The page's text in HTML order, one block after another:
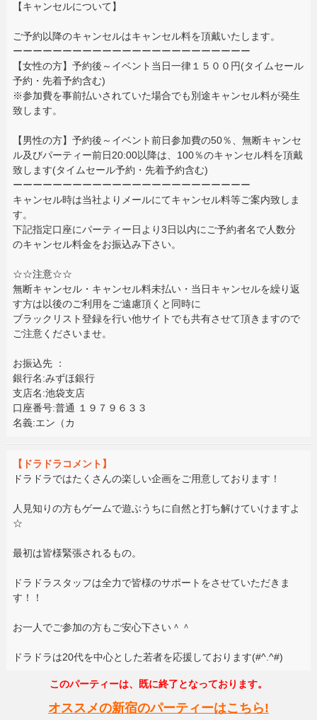
【キャンセルについて】
ご予約以降のキャンセルはキャンセル料を頂戴いたします。
ーーーーーーーーーーーーーーーーーーーーーーーー
【女性の方】予約後～イベント当日一律１５００円(タイムセール
予約・先着予約含む)
※参加費を事前払いされていた場合でも別途キャンセル料が発生
致します。
【男性の方】予約後～イベント前日参加費の50％、無断キャンセ
ル及びパーティー前日20:00以降は、100％のキャンセル料を頂戴
致します(タイムセール予約・先着予約含む)
ーーーーーーーーーーーーーーーーーーーーーーーー
キャンセル時は当社よりメールにてキャンセル料等ご案内致しま
す。
下記指定口座にパーティー日より3日以内にご予約者名で人数分
のキャンセル料金をお振込み下さい。
☆☆注意☆☆
無断キャンセル・キャンセル料未払い・当日キャンセルを繰り返
す方は以後のご利用をご遠慮頂くと同時に
ブラックリスト登録を行い他サイトでも共有させて頂きますので
ご注意くださいませ。
お振込先 ：
銀行名:みずほ銀行
支店名:池袋支店
口座番号:普通 １９７９６３３
名義:エン（カ
【ドラドラコメント】
ドラドラではたくさんの楽しい企画をご用意しております！
人見知りの方もゲームで遊ぶうちに自然と打ち解けていけますよ
☆
最初は皆様緊張されるもの。
ドラドラスタッフは全力で皆様のサポートをさせていただきま
す！！
お一人でご参加の方もご安心下さい＾＾
ドラドラは20代を中心とした若者を応援しております(#^.^#)
このパーティーは、既に終了となっております。
オススメの新宿のパーティーはこちら!